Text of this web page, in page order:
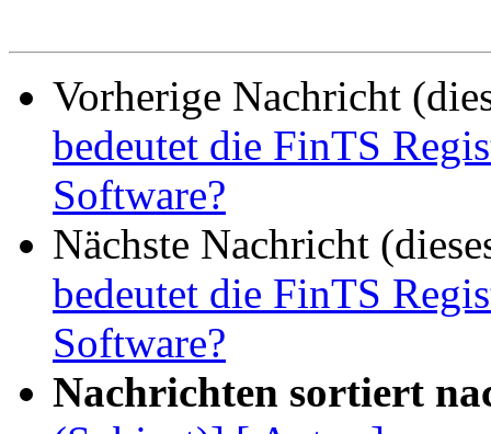
Vorherige Nachricht
bedeutet die FinTS
Software?
Nächste Nachricht
bedeutet die FinTS
Software?
Nachrichten sortiert